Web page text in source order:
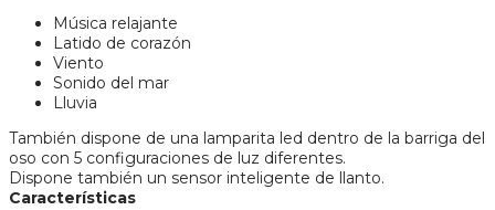
Música relajante
Latido de corazón
Viento
Sonido del mar
Lluvia
También dispone de una lamparita led dentro de la barriga del
oso con 5 configuraciones de luz diferentes.
Dispone también un sensor inteligente de llanto.
Características